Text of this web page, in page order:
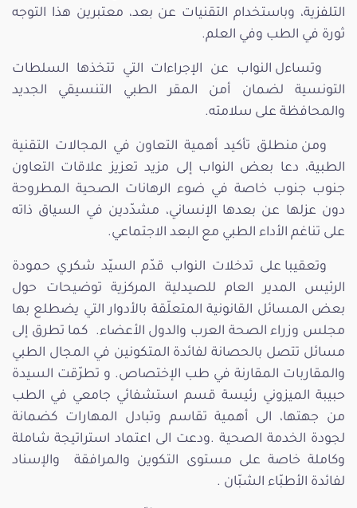
التلفزية، وباستخدام التقنيات عن بعد، معتبرين هذا التوجه
ثورة في الطب وفي العلم.
وتساءل النواب عن الإجراءات التي تتخذها السلطات
التونسية لضمان أمن المقر الطبي التنسيقي الجديد
والمحافظة على سلامته.
ومن منطلق تأكيد أهمية التعاون في المجالات التقنية
الطبية، دعا بعض النواب إلى مزيد تعزيز علاقات التعاون
جنوب جنوب خاصة في ضوء الرهانات الصحية المطروحة
دون عزلها عن بعدها الإنساني، مشدّدين في السياق ذاته
على تناغم الأداء الطبي مع البعد الاجتماعي.
وتعقيبا على تدخلات النواب قدّم السيّد شكري حمودة
الرئيس المدير العام للصيدلية المركزية توضيحات حول
بعض المسائل القانونية المتعلّقة بالأدوار التي يضطلع بها
مجلس وزراء الصحة العرب والدول الأعضاء. كما تطرق إلى
مسائل تتصل بالحصانة لفائدة المتكونين في المجال الطبي
والمقاربات المقارنة في طب الإختصاص. و تطرّقت السيدة
حبيبة الميزوني رئيسة قسم استشفائي جامعي في الطب
من جهتها، الى أهمية تقاسم وتبادل المهارات كضمانة
لجودة الخدمة الصحية .ودعت الى اعتماد استراتيجة شاملة
وكاملة خاصة على مستوى التكوين والمرافقة والإسناد
لفائدة الأطبّاء الشبّان .